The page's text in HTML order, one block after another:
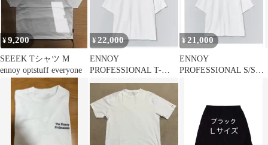
¥9,200
SEEEK Tシャツ M
ennoy optstuff everyone
¥22,000
ENNOY
PROFESSIONAL T-
SHIRT WHITE x RED
¥21,000
ENNOY
PROFESSIONAL S/S